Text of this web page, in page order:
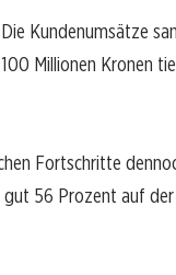
Kundenumsätze
Millionen Kronen
Fortschritte
56 Prozent auf